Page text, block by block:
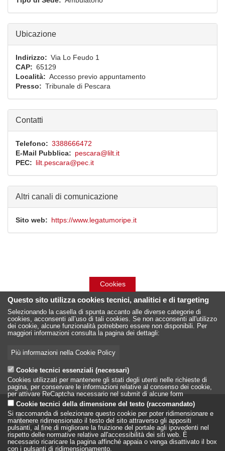
Ubicazione
Indirizzo
Via Lo Feudo 1
CAP
65129
Località
Accesso previo appuntamento
Presso
Tribunale di Pescara
Contatti
Telefono
3388666472
E-Mail Pubblica
pescara@lilt.it
PEC
lilt.pescara@pec.it
Altri canali di comunicazione
Sito web https://www.legatumoripe.it
Cookies
Questo sito utilizza cookies tecnici, analitici e di targeting
Selezionando la casella di spunta accanto alle diverse categorie di
cookies, acconsenti all’uso di tali cookies. Se non acconsenti all'utilizzo
dei cookie, alcune funzionalità potrebbero essere non disponibili. Per
maggiori informazioni consulta la pagina dei dettagli:
Più informazioni nella Cookie Policy
Cookie tecnici essenziali (necessari)
Cookies utilizzati per mantenere gli stati degli utenti nelle richieste di
pagina, per conservare le informazioni relative al consenso dei cookie,
per attivare ReCaptcha necessario nel submit di alcune form
Cookie tecnici della dimensione del testo (raccomandato)
Si raccomanda di selezionare questo cookie per poter ridimensionare e
mantenere ridimensionato il testo del sito attraverso gli appositi
pulsanti, al fine di migliorare la fruizione del portale agli ipovedenti nel
rispetto delle normative relative all'accessibilità dei siti web. È
necessario ricaricare la pagina affinché appaia o venga disattivato il box
con i pulsanti di ridimensionamento.